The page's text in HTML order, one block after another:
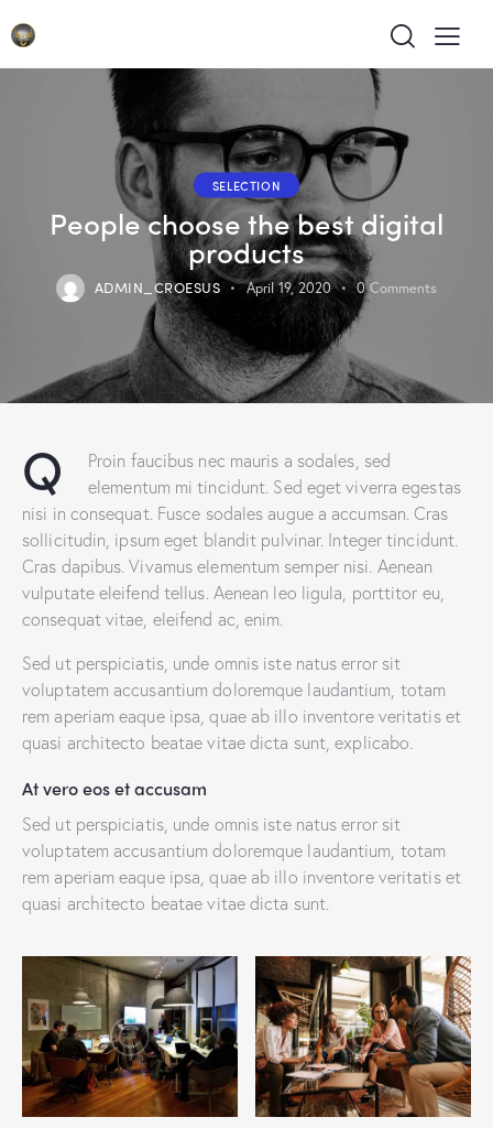
SELECTION
People choose the best digital
products
ADMIN_CROESUS April 19, 2020 0 Comments
Q
Proin faucibus nec mauris a sodales, sed
elementum mi tincidunt. Sed eget viverra egestas
nisi in consequat. Fusce sodales augue a accumsan. Cras
sollicitudin, ipsum eget blandit pulvinar. Integer tincidunt.
Cras dapibus. Vivamus elementum semper nisi. Aenean
vulputate eleifend tellus. Aenean leo ligula, porttitor eu,
consequat vitae, eleifend ac, enim.
Sed ut perspiciatis, unde omnis iste natus error sit
voluptatem accusantium doloremque laudantium, totam
rem aperiam eaque ipsa, quae ab illo inventore veritatis et
quasi architecto beatae vitae dicta sunt, explicabo.
At vero eos et accusam
Sed ut perspiciatis, unde omnis iste natus error sit
voluptatem accusantium doloremque laudantium, totam
rem aperiam eaque ipsa, quae ab illo inventore veritatis et
quasi architecto beatae vitae dicta sunt.